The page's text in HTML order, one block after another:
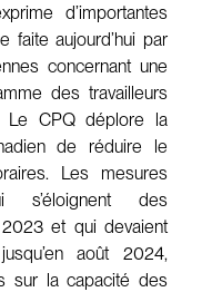
d’importantes
faite aujourd’hui par
concernant une
des travailleurs
Le CPQ déplore la
de réduire le
Les mesures
s’éloignent des
et qui devaient
août 2024,
sur la capacité des